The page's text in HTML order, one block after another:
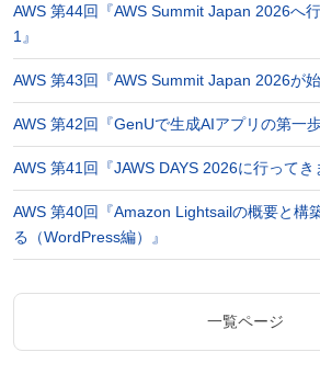
AWS 第44回『AWS Summit Japan 2026へ
1』
AWS 第43回『AWS Summit Japan 2026が始
AWS 第42回『GenUで生成AIアプリの第一
AWS 第41回『JAWS DAYS 2026に行ってき
AWS 第40回『Amazon Lightsailの概要と構
る（WordPress編）』
一覧ページ